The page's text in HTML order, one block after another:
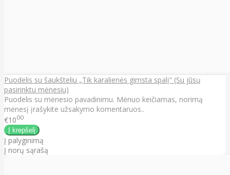
Puodelis su šaukšteliu „Tik karalienės gimsta spalį“ (Su jūsų
pasirinktu mėnesiu)
Puodelis su mėnesio pavadinimu. Mėnuo keičiamas, norimą
mėnesį įrašykite užsakymo komentaruos..
€1000
Į palyginimą
Į norų sąrašą